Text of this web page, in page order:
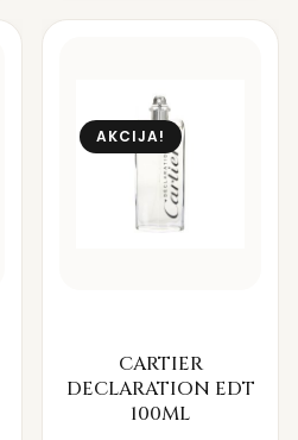
AKCIJA!
CARTIER
DECLARATION EDT
100ML